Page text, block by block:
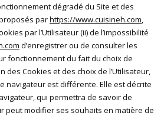
dégradé du Site et des
parhttps://www.cuisineh.com,
par l’Utilisateur (ii) de l’impossibilité
d’enregistrer ou de consulter les
fonctionnement du fait du choix de
des Cookies et des choix de l’Utilisateur,
navigateur est différente. Elle est décrite
qui permettra de savoir de
peut modifier ses souhaits en matière de